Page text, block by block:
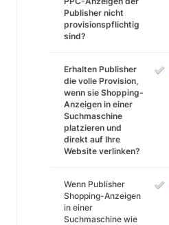
Publisher nicht
provisionspflichtig
sind?
Erhalten Publisher
die volle Provision,
wenn sie Shopping-
Anzeigen in einer
Suchmaschine
platzieren und
direkt auf Ihre
Website verlinken?
Wenn Publisher
Shopping-Anzeigen
in einer
Suchmaschine wie